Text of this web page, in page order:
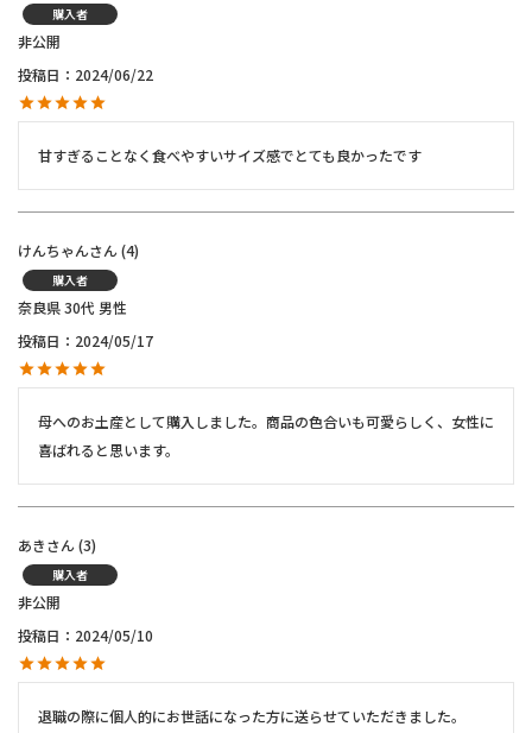
購入者
非公開
投稿日
2024/06/22
甘すぎることなく食べやすいサイズ感でとても良かったです
けんちゃん 4
購入者
奈良県30代 男性
投稿日
2024/05/17
母へのお土産として購入しました。商品の色合いも可愛らしく、女性に
喜ばれると思います。
あき 3
購入者
非公開
投稿日
2024/05/10
退職の際に個人的にお世話になった方に送らせていただきました。